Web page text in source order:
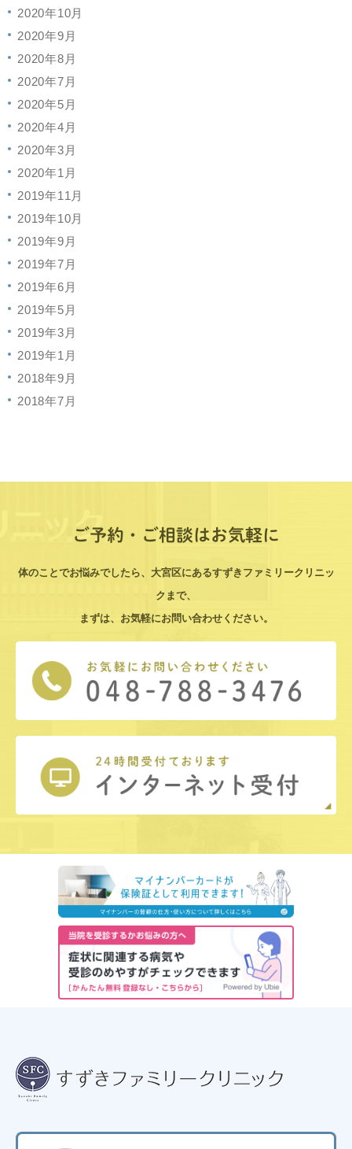
2020年10月
2020年9月
2020年8月
2020年7月
2020年5月
2020年4月
2020年3月
2020年1月
2019年11月
2019年10月
2019年9月
2019年7月
2019年6月
2019年5月
2019年3月
2019年1月
2018年9月
2018年7月
ご予約・ご相談はお気軽に
体のことでお悩みでしたら、大宮区にあるすずきファミリークリニッ
クまで、
まずは、お気軽にお問い合わせください。